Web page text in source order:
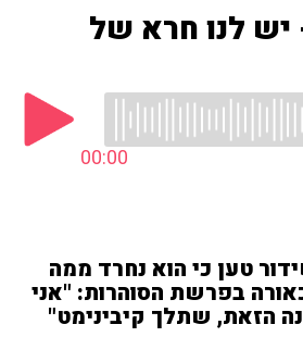
יש לנו חרא של
00:00
טען כי הוא נחרד ממה
בפרשת הסוהרות: "אני
הזאת, שתלך קיבינימט"